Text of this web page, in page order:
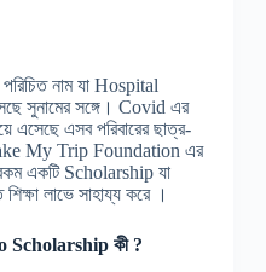
নাম যা Hospital
সুনামের সঙ্গে। Covid এর
এসেছে এসব পরিবারের ছাত্র-
My Trip Foundation এর
একটি Scholarship যা
লাভে সাহায্য করে ।
Scholarship কী ?